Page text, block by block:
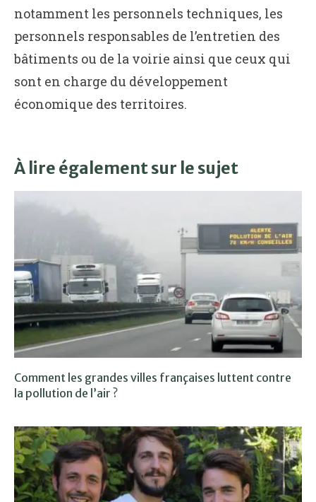
notamment les personnels techniques, les
personnels responsables de l’entretien des
bâtiments ou de la voirie ainsi que ceux qui
sont en charge du développement
économique des territoires.
À lire également sur le sujet
Comment les grandes villes françaises luttent contre
la pollution de l’air ?